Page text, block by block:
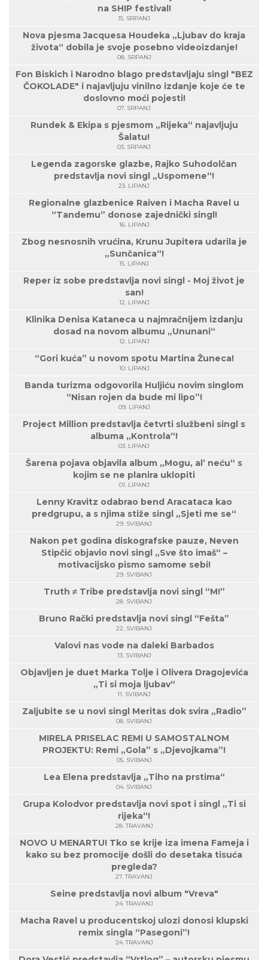
na SHIP festival!
15. SRPANJ
Nova pjesma Jacquesa Houdeka „Ljubav do kraja
života“ dobila je svoje posebno videoizdanje!
08. SRPANJ
Fon Biskich i Narodno blago predstavljaju singl "BEZ
ČOKOLADE" i najavljuju vinilno izdanje koje će te
doslovno moći pojesti!
07. SRPANJ
Rundek & Ekipa s pjesmom „Rijeka“ najavljuju
Šalatu!
03. SRPANJ
Legenda zagorske glazbe, Rajko Suhodolčan
predstavlja novi singl „Uspomene“!
23. LIPANJ
Regionalne glazbenice Raiven i Macha Ravel u
“Tandemu” donose zajednički singl!
16. LIPANJ
Zbog nesnosnih vrućina, Krunu Jupitera udarila je
„Sunčanica“!
15. LIPANJ
Reper iz sobe predstavlja novi singl - Moj život je
san!
12. LIPANJ
Klinika Denisa Kataneca u najmračnijem izdanju
dosad na novom albumu „Ununani“
12. LIPANJ
“Gori kuća” u novom spotu Martina Žuneca!
10. LIPANJ
Banda turizma odgovorila Huljiću novim singlom
“Nisan rojen da bude mi lipo”!
09. LIPANJ
Project Million predstavlja četvrti službeni singl s
albuma „Kontrola“!
03. LIPANJ
Šarena pojava objavila album „Mogu, al’ neću“ s
kojim se ne planira uklopiti
01. LIPANJ
Lenny Kravitz odabrao bend Aracataca kao
predgrupu, a s njima stiže singl „Sjeti me se“
29. SVIBANJ
Nakon pet godina diskografske pauze, Neven
Stipčić objavio novi singl „Sve što imaš“ –
motivacijsko pismo samome sebi!
29. SVIBANJ
Truth ≠ Tribe predstavlja novi singl “M!”
28. SVIBANJ
Bruno Rački predstavlja novi singl “Fešta”
22. SVIBANJ
Valovi nas vode na daleki Barbados
13. SVIBANJ
Objavljen je duet Marka Tolje i Olivera Dragojevića
„Ti si moja ljubav“
11. SVIBANJ
Zaljubite se u novi singl Meritas dok svira „Radio”
08. SVIBANJ
MIRELA PRISELAC REMI U SAMOSTALNOM
PROJEKTU: Remi „Gola” s „Djevojkama”!
05. SVIBANJ
Lea Elena predstavlja „Tiho na prstima“
04. SVIBANJ
Grupa Kolodvor predstavlja novi spot i singl „Ti si
rijeka“!
28. TRAVANJ
NOVO U MENARTU! Tko se krije iza imena Fameja i
kako su bez promocije došli do desetaka tisuća
pregleda?
27. TRAVANJ
Seine predstavlja novi album "Vreva"
24. TRAVANJ
Macha Ravel u producentskoj ulozi donosi klupski
remix singla “Pasegoni”!
24. TRAVANJ